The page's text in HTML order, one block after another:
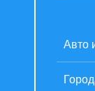
Авто